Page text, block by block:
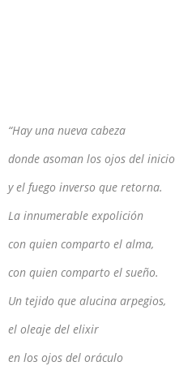
“Hay una nueva cabeza
donde asoman los ojos del inicio
y el fuego inverso que retorna.
La innumerable expolición
con quien comparto el alma,
con quien comparto el sueño.
Un tejido que alucina arpegios,
el oleaje del elixir
en los ojos del oráculo